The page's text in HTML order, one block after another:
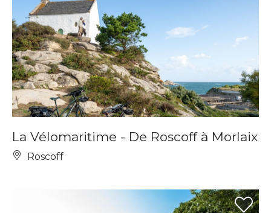
La Vélomaritime - De Roscoff à Morlaix
Roscoff